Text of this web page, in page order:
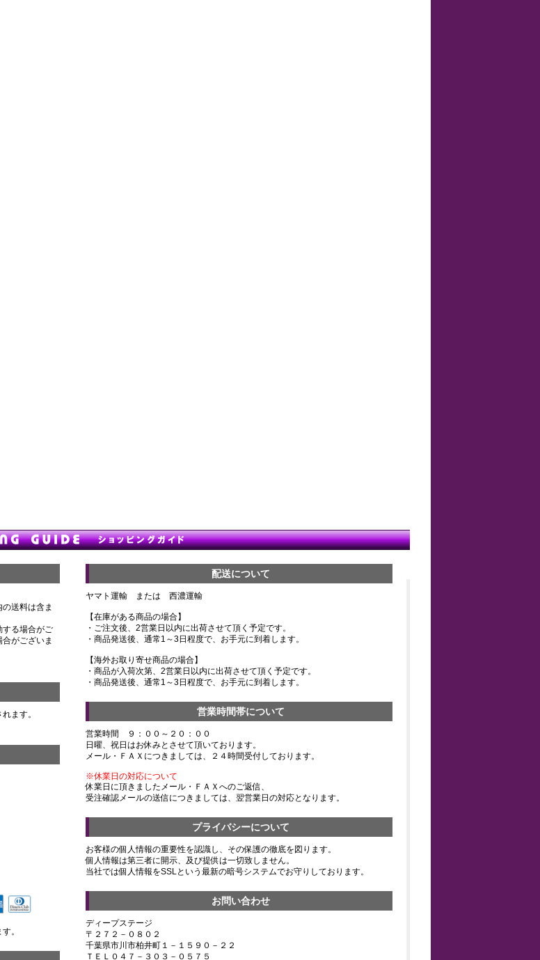
送料は含ま
する場合がご
がございま
ます。
。
配送について
ヤマト運輸 または 西濃運輸
【在庫がある商品の場合】
・ご注文後、2営業日以内に出荷させて頂く予定です。
・商品発送後、通常1～3日程度で、お手元に到着します。
【海外お取り寄せ商品の場合】
・商品が入荷次第、2営業日以内に出荷させて頂く予定です。
・商品発送後、通常1～3日程度で、お手元に到着します。
営業時間帯について
営業時間 ９：００～２０：００
日曜、祝日はお休みとさせて頂いております。
メール・ＦＡＸにつきましては、２４時間受付しております。
※休業日の対応について
休業日に頂きましたメール・ＦＡＸへのご返信、
受注確認メールの送信につきましては、翌営業日の対応となります。
プライバシーについて
お客様の個人情報の重要性を認識し、その保護の徹底を図ります。
個人情報は第三者に開示、及び提供は一切致しません。
当社では個人情報をSSLという最新の暗号システムでお守りしております。
お問い合わせ
ディープステージ
〒２７２－０８０２
千葉県市川市柏井町１－１５９０－２２
ＴＥＬ０４７－３０３－０５７５